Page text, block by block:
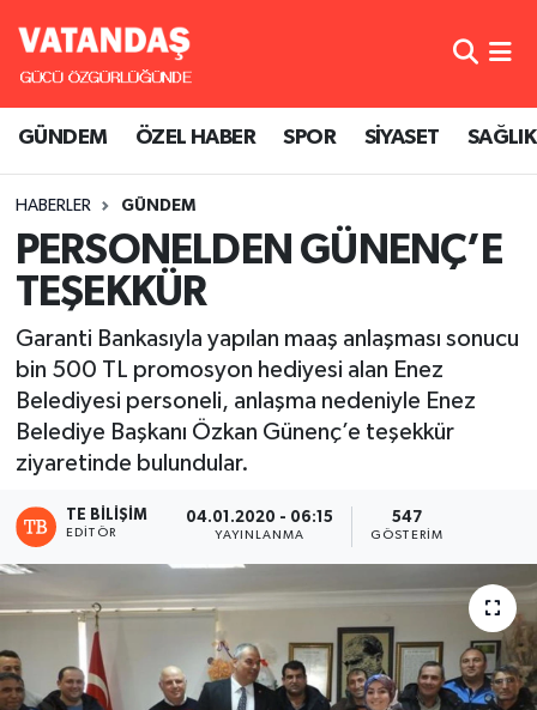
GÜNDEM ÖZEL HABER SPOR SİYASET SAĞLIK
HABERLER GÜNDEM
PERSONELDEN GÜNENÇ’E
TEŞEKKÜR
Garanti Bankasıyla yapılan maaş anlaşması sonucu
bin 500 TL promosyon hediyesi alan Enez
Belediyesi personeli, anlaşma nedeniyle Enez
Belediye Başkanı Özkan Günenç’e teşekkür
ziyaretinde bulundular.
TE BILIŞIM
EDITÖR
04.01.2020 - 06:15
YAYINLANMA
547
GÖSTERIM
GÜNDEM
SPOR
SİYASET
SAĞLIK
Hava Durumu
Süper Lig Puan Durumu ve Fikstür
Tüm Manşetler
Son Dakika Haberleri
Haber Arşivi